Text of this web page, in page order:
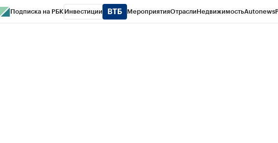
Подписка на РБК Инвестиции МероприятияОтраслиНедвижимостьAutonews